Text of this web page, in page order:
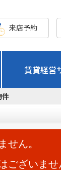
来店予約
賃貸経営
件
せん。
ございま